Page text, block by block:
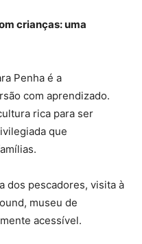
crianças: uma
Penha é a
com aprendizado.
rica para ser
que
dos pescadores, visita à
museu de
acessível.